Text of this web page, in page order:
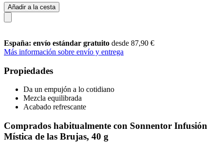
Añadir a la cesta
España: envío estándar gratuito desde 87,90 €
Más información sobre envío y entrega
Propiedades
Da un empujón a lo cotidiano
Mezcla equilibrada
Acabado refrescante
Comprados habitualmente con Sonnentor Infusión
Mística de las Brujas, 40 g